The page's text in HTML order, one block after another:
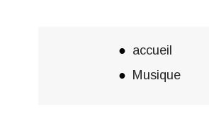
accueil
Musique